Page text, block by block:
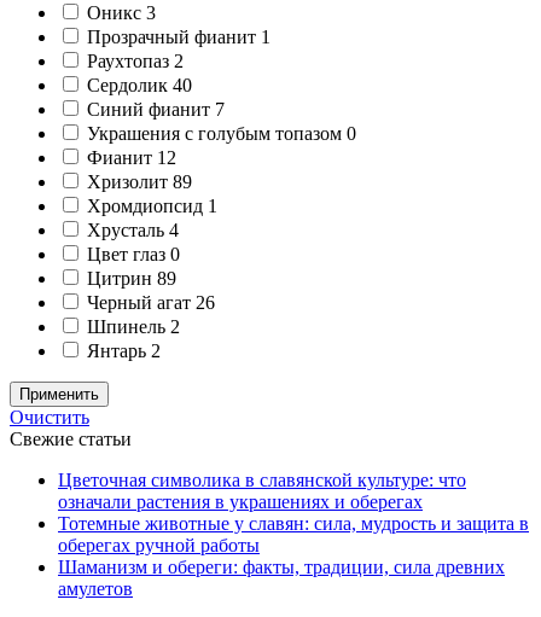
Оникс 3
Прозрачный фианит 1
Раухтопаз 2
Сердолик 40
Синий фианит 7
Украшения с голубым топазом 0
Фианит 12
Хризолит 89
Хромдиопсид 1
Хрусталь 4
Цвет глаз 0
Цитрин 89
Черный агат 26
Шпинель 2
Янтарь 2
Применить
Очистить
Свежие статьи
Цветочная символика в славянской культуре: что
означали растения в украшениях и оберегах
Тотемные животные у славян: сила, мудрость и защита в
оберегах ручной работы
Шаманизм и обереги: факты, традиции, сила древних
амулетов